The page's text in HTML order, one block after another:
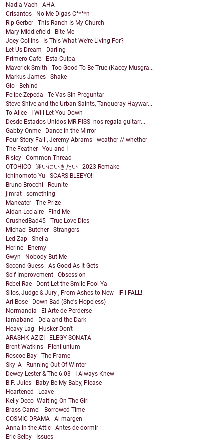
Nadia Vaeh - AHA
Crisantos - No Me Digas C****n
Rip Gerber - This Ranch Is My Church
Mary Middlefield - Bite Me
Joey Collins - Is This What We're Living For?
Let Us Dream - Darling
Primero Café - Esta Culpa
Maverick Smith - Too Good To Be True (Kacey Musgra...
Markus James - Shake
Gio - Behind
Felipe Zepeda - Te Vas Sin Preguntar
Steve Shive and the Urban Saints, Tanqueray Haywar...
To Alice - I Will Let You Down
Desde Estados Unidos MR.PISS nos regala guitarr...
Gabby Onme - Dance in the Mirror
Four Story Fall , Jeremy Abrams - weather // whether
The Feather - You and I
Risley - Common Thread
OTOHICO - 逢いにいきたい - 2023 Remake
Ichinomoto Yu - SCARS BLEEYO!!
Bruno Brocchi - Reunite
jimrat - something
Maneater - The Prize
Aidan Leclaire - Find Me
CrushedBad45 - True Love Dies
Michael Butcher - Strangers
Led Zap - Sheila
Herine - Enemy
Gwyn - Nobody But Me
Second Guess - As Good As It Gets
Self Improvement - Obsession
Rebel Rae - Dont Let the Smile Fool Ya
Silos, Judge & Jury , From Ashes to New - IF I FALL!
Ari Bose - Down Bad (She's Hopeless)
Normandía - El Arte de Perderse
iamaband - Dela and the Dark
Heavy Lag - Husker Don't
ARASHK AZIZI - ELEGY SONATA
Brent Watkins - Plenilunium
Roscoe Bay - The Frame
Sky_A - Running Out Of Winter
Dewey Lester & The 6:03 - I Always Knew
B.P. Jules - Baby Be My Baby, Please
Heartened - Leave
Kelly Deco -Waiting On The Girl
Brass Camel - Borrowed Time
COSMIC DRAMA - Al margen
Anna in the Attic - Antes de dormir
Eric Selby - Issues